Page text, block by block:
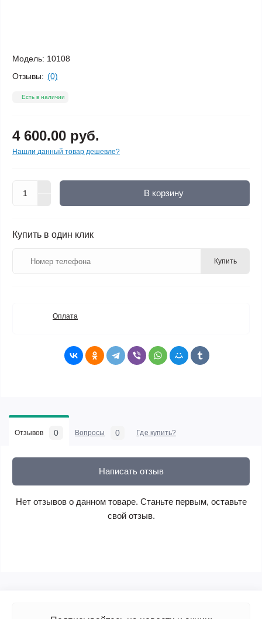
Модель: 10108
Отзывы: (0)
Есть в наличии
4 600.00 руб.
Нашли данный товар дешевле?
В корзину
Купить в один клик
Купить
Оплата
Отзывов 0 Вопросы 0 Где купить?
Написать отзыв
Нет отзывов о данном товаре. Станьте первым, оставьте
свой отзыв.